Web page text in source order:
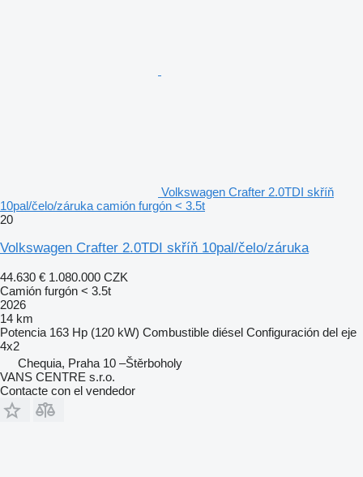
Volkswagen Crafter 2.0TDI skříň
10pal/čelo/záruka camión furgón < 3.5t
20
Volkswagen Crafter 2.0TDI skříň 10pal/čelo/záruka
44.630 € 1.080.000 CZK
Camión furgón < 3.5t
2026
14 km
Potencia 163 Hp (120 kW) Combustible diésel Configuración del eje
4x2
Chequia, Praha 10 –Štěrboholy
VANS CENTRE s.r.o.
Contacte con el vendedor